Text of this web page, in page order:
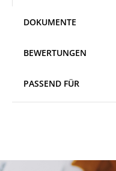
DOKUMENTE
BEWERTUNGEN
PASSEND FÜR